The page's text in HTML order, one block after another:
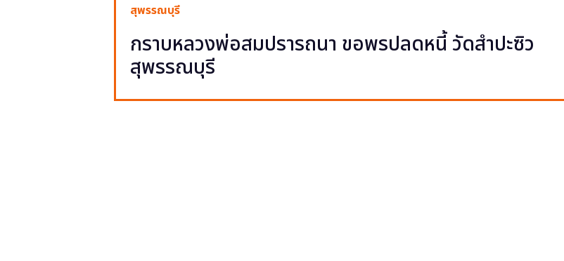
สุพรรณบุรี
กราบหลวงพ่อสมปรารถนา ขอพรปลดหนี้ วัดสำปะซิว
สุพรรณบุรี